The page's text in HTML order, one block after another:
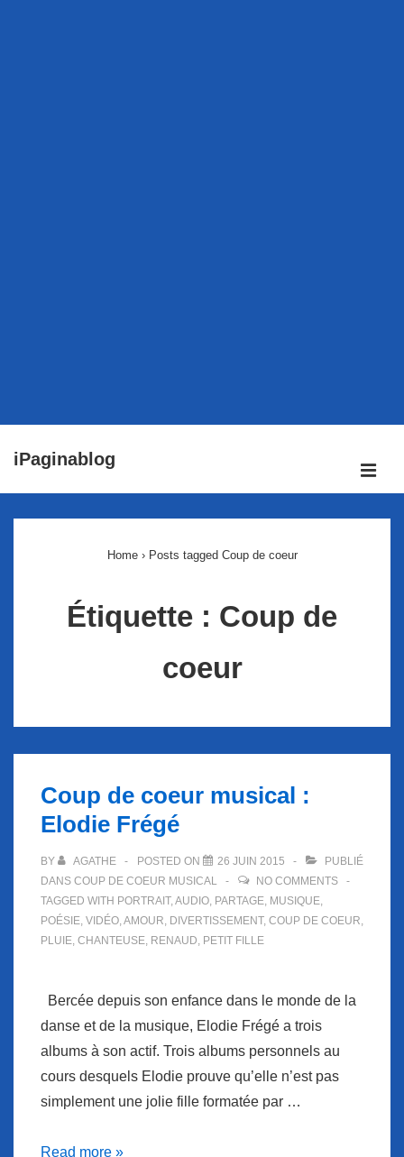
passer
iPaginablog
Home › Posts tagged Coup de coeur
Étiquette : Coup de
coeur
Coup de coeur musical :
Elodie Frégé
BY AGATHE POSTED ON 26 JUIN 2015
PUBLIÉ
DANS COUP DE COEUR MUSICAL
NO COMMENTS
TAGGED WITH PORTRAIT,AUDIO, PARTAGE, MUSIQUE,
POÉSIE, VIDÉO,AMOUR, DIVERTISSEMENT, COUP DE COEUR,
PLUIE, CHANTEUSE, RENAUD, PETIT FILLE
Bercée depuis son enfance dans le monde de la
danse et de la musique, Elodie Frégé a trois
albums à son actif. Trois albums personnels au
cours desquels Elodie prouve qu’elle n’est pas
simplement une jolie fille formatée par …
Coup
Read more »